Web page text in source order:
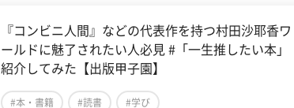
『コンビニ人間』などの代表作を持つ村田沙耶香ワ
ールドに魅了されたい人必見 #「一生推したい本」
紹介してみた【出版甲子園】
#本・書籍 #読書 #学び